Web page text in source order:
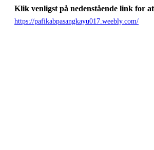
Klik venligst på nedenstående link for
https://pafikabpasangkayu017.weebly.com/